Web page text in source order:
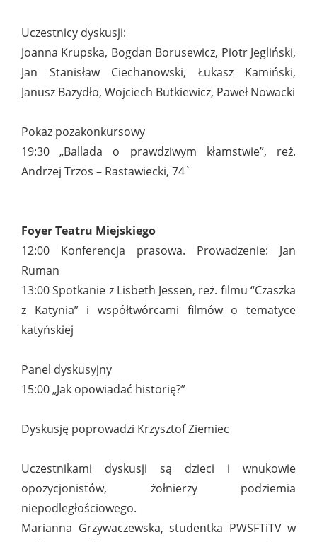
Uczestnicy dyskusji:
Joanna Krupska, Bogdan Borusewicz, Piotr Jegliński,
Jan Stanisław Ciechanowski, Łukasz Kamiński,
Janusz Bazydło, Wojciech Butkiewicz, Paweł Nowacki
Pokaz pozakonkursowy
19:30 „Ballada o prawdziwym kłamstwie”, reż.
Andrzej Trzos – Rastawiecki, 74`
Foyer Teatru Miejskiego
12:00 Konferencja prasowa. Prowadzenie: Jan
Ruman
13:00 Spotkanie z Lisbeth Jessen, reż. filmu “Czaszka
z Katynia” i współtwórcami filmów o tematyce
katyńskiej
Panel dyskusyjny
15:00 „Jak opowiadać historię?”
Dyskusję poprowadzi Krzysztof Ziemiec
Uczestnikami dyskusji są dzieci i wnukowie
opozycjonistów, żołnierzy podziemia
niepodległościowego.
Marianna Grzywaczewska, studentka PWSFTiTV w